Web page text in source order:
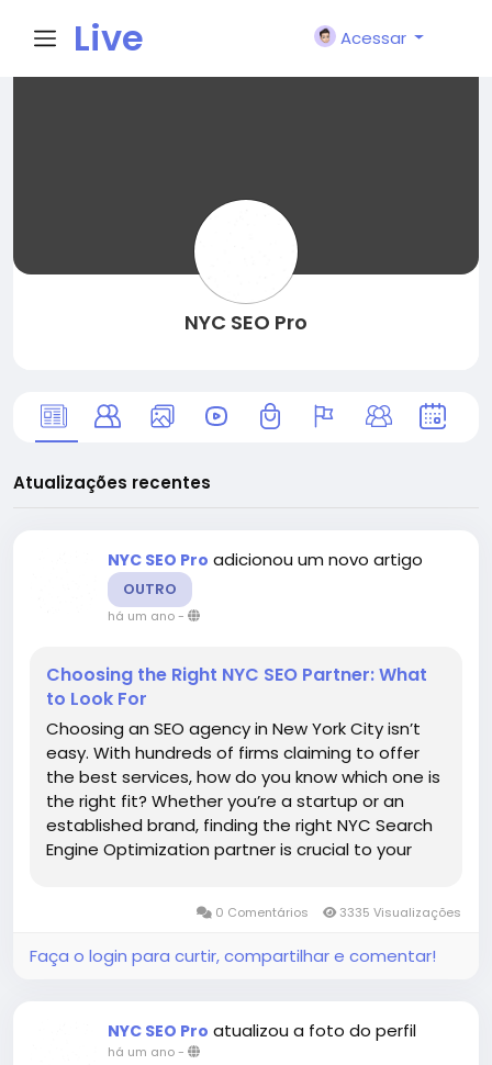
Live
Acessar
NYC SEO Pro
Atualizações recentes
NYC SEO Pro adicionou um novo artigo
OUTRO
há um ano-
Choosing the Right NYC SEO Partner: What
to Look For
Choosing an SEO agency in New York City isn’t
easy. With hundreds of firms claiming to offer
the best services, how do you know which one is
the right fit? Whether you’re a startup or an
established brand, finding the right NYC Search
Engine Optimization partner is crucial to your
0 Comentários 3335 Visualizações
Faça o login para curtir, compartilhar e comentar!
NYC SEO Pro atualizou a foto do perfil
há um ano-